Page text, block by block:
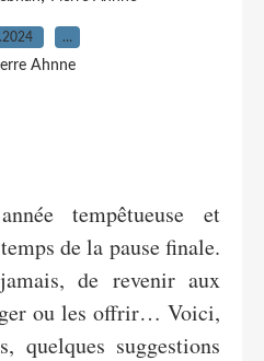
…
Ahnne
tempêtueuse et
de la pause finale.
de revenir aux
ou les offrir… Voici,
quelques suggestions